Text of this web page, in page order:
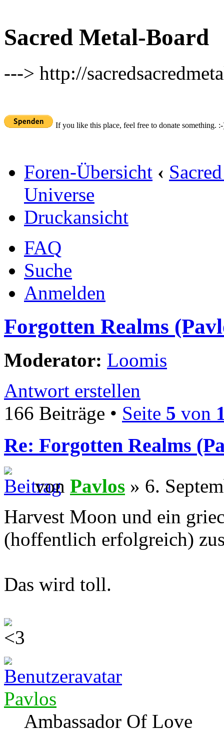
Sacred Metal-Board
---> http://
If you like this place, feel free to donate something.
Foren-Übersicht ‹
Universe
Druckansicht
FAQ
Suche
Anmelden
Forgotten Realms
Moderator: Loomis
Antwort erstellen
166 Beiträge • Seite 5 von
Re: Forgotten Realms
von Pavlos » 6.
Harvest Moon und ein
(hoffentlich erfolgreich)
Das wird toll.
Pavlos
Ambassador Of Love